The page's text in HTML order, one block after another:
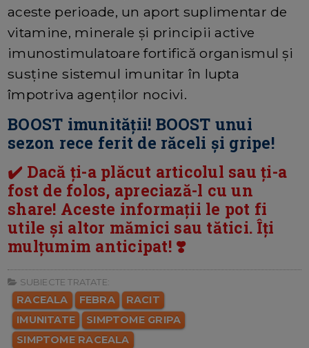
aceste perioade, un aport suplimentar de
vitamine, minerale și principii active
imunostimulatoare fortifică organismul și
susține sistemul imunitar în lupta
împotriva agenților nocivi.
BOOST imunității! BOOST unui
sezon rece ferit de răceli și gripe!
✔️ Dacă ți-a plăcut articolul sau ți-a
fost de folos, apreciază-l cu un
share! Aceste informații le pot fi
utile și altor mămici sau tătici. Îți
mulțumim anticipat! ❣️
SUBIECTE TRATATE:
RACEALA FEBRA
RACIT
IMUNITATE
SIMPTOME GRIPA
SIMPTOME RACEALA